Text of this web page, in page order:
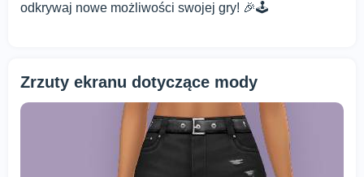
odkrywaj nowe możliwości swojej gry! 🎉🕹️
Zrzuty ekranu dotyczące mody